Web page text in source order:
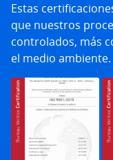
Estas
que nuestros
controlados, más
el medio ambiente.